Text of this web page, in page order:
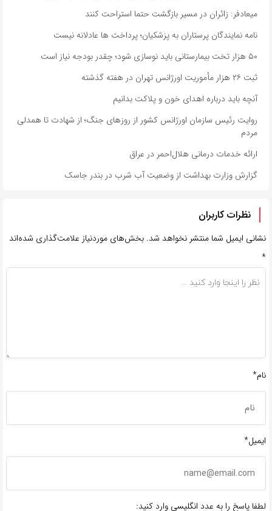
میعادفر: زائران در مسیر بازگشت حتما استراحت کنند
نامه نمایندگان پرستاران به پزشکیان؛ پرداخت ها عادلانه نیست
۵۰ هزار تخت بیمارستانی باید نوسازی شود؛ چقدر بودجه نیاز است
ثبت ۲۶ هزار مأموریت اورژانس تهران در هفته گذشته
آنچه باید درباره اهدای خون و پلاکت بدانیم
روایت رئیس سازمان اورژانس کشور از روزهای جنگ؛ از شهادت تا همدلی
مردم
ارائه خدمات درمانی هلال‌احمر در عراق
گزارش وزارت بهداشت از وضعیت آب شرب در بندر جاسک
نظرات کاربران
نشانی ایمیل شما منتشر نخواهد شد. بخش‌های موردنیاز علامت‌گذاری شده‌اند
*
نام*
ایمیل*
لطفا پاسخ را به عدد انگلیسی وارد کنید: